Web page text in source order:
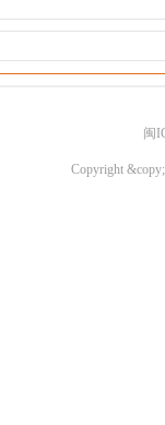
闽
Copyright